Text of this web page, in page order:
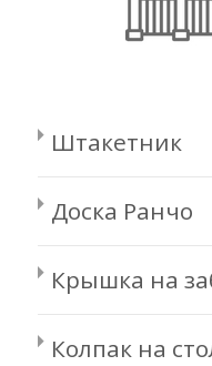
Штакетник
Доска Ранчо
Крышка на
Колпак на